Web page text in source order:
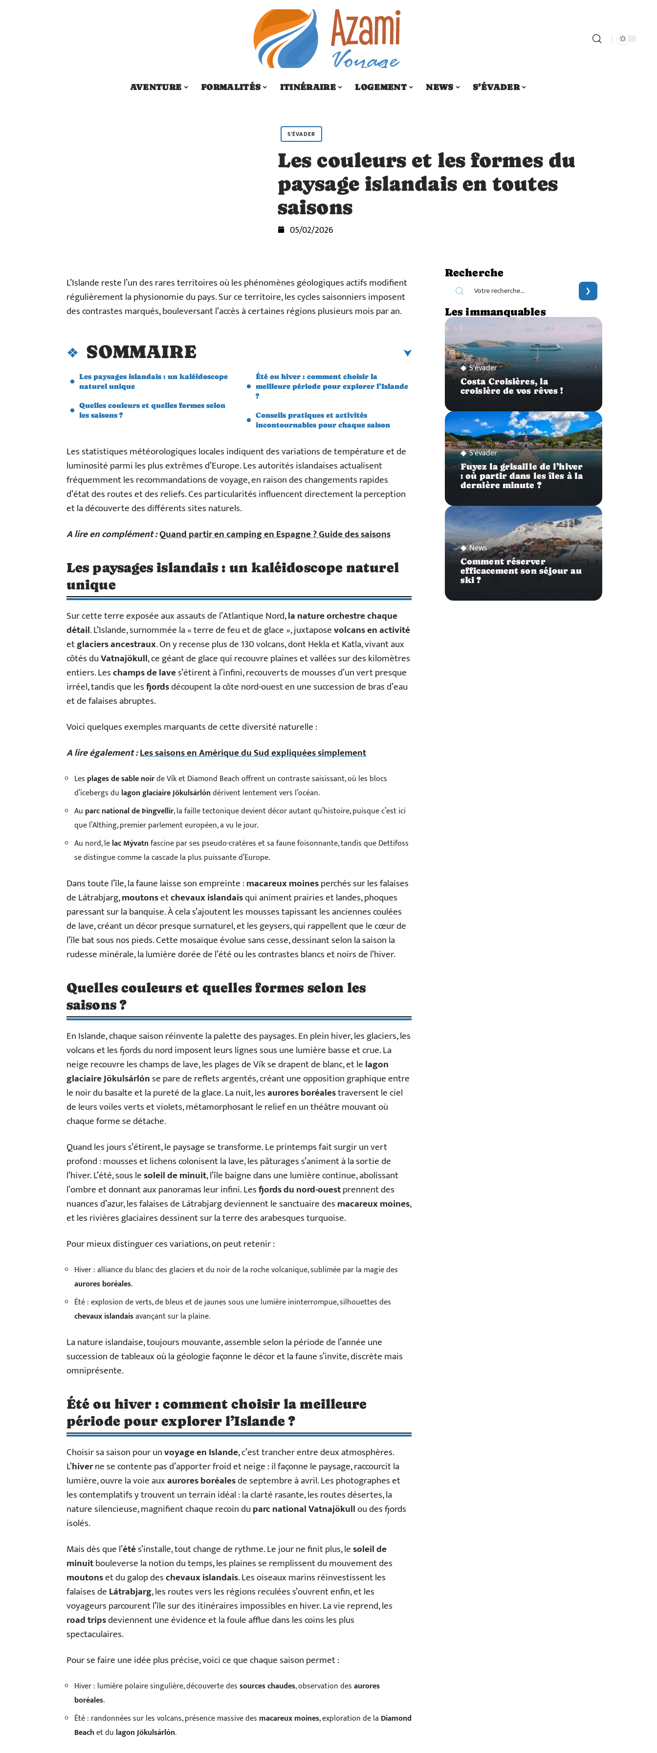
AVENTURE FORMALITÉS ITINÉRAIRE LOGEMENT NEWS S’ÉVADER
S'ÉVADER
Les couleurs et les formes du
paysage islandais en toutes
saisons
05/02/2026
L’Islande reste l’un des rares territoires où les phénomènes géologiques actifs modifient
régulièrement la physionomie du pays. Sur ce territoire, les cycles saisonniers imposent
des contrastes marqués, bouleversant l’accès à certaines régions plusieurs mois par an.
SOMMAIRE
Les paysages islandais : un kaléidoscope
naturel unique
Quelles couleurs et quelles formes selon
les saisons ?
Été ou hiver : comment choisir la
meilleure période pour explorer l’Islande
?
Conseils pratiques et activités
incontournables pour chaque saison
Les statistiques météorologiques locales indiquent des variations de température et de
luminosité parmi les plus extrêmes d’Europe. Les autorités islandaises actualisent
fréquemment les recommandations de voyage, en raison des changements rapides
d’état des routes et des reliefs. Ces particularités influencent directement la perception
et la découverte des différents sites naturels.
A lire en complément :Quand partir en camping en Espagne ? Guide des saisons
Les paysages islandais : un kaléidoscope naturel
unique
Sur cette terre exposée aux assauts de l’Atlantique Nord,la nature orchestre chaque
détail. L’Islande, surnommée la « terre de feu et de glace », juxtaposevolcans en activité
etglaciers ancestraux. On y recense plus de 130 volcans, dont Hekla et Katla, vivant aux
côtés duVatnajökull, ce géant de glace qui recouvre plaines et vallées sur des kilomètres
entiers. Leschamps de laves’étirent à l’infini, recouverts de mousses d’un vert presque
irréel, tandis que lesfjordsdécoupent la côte nord-ouest en une succession de bras d’eau
et de falaises abruptes.
Voici quelques exemples marquants de cette diversité naturelle :
A lire également :Les saisons en Amérique du Sud expliquées simplement
Les plages de sable noirde Vík et Diamond Beach offrent un contraste saisissant, où les blocs
d’icebergs du lagon glaciaire Jökulsárlóndérivent lentement vers l’océan.
Au parc national de Þingvellir, la faille tectonique devient décor autant qu’histoire, puisque c’est ici
que l’Althing, premier parlement européen, a vu le jour.
Au nord, lelac Mývatnfascine par ses pseudo-cratères et sa faune foisonnante, tandis que Dettifoss
se distingue comme la cascade la plus puissante d’Europe.
Dans toute l’île, la faune laisse son empreinte :macareux moinesperchés sur les falaises
de Látrabjarg,moutonsetchevaux islandaisqui animent prairies et landes, phoques
paressant sur la banquise. À cela s’ajoutent les mousses tapissant les anciennes coulées
de lave, créant un décor presque surnaturel, et les geysers, qui rappellent que le cœur de
l’île bat sous nos pieds. Cette mosaïque évolue sans cesse, dessinant selon la saison la
rudesse minérale, la lumière dorée de l’été ou les contrastes blancs et noirs de l’hiver.
Quelles couleurs et quelles formes selon les
saisons ?
En Islande, chaque saison réinvente la palette des paysages. En plein hiver, les glaciers, les
volcans et les fjords du nord imposent leurs lignes sous une lumière basse et crue. La
neige recouvre les champs de lave, les plages de Vík se drapent de blanc, et lelagon
glaciaire Jökulsárlónse pare de reflets argentés, créant une opposition graphique entre
le noir du basalte et la pureté de la glace. La nuit, lesaurores boréalestraversent le ciel
de leurs voiles verts et violets, métamorphosant le relief en un théâtre mouvant où
chaque forme se détache.
Quand les jours s’étirent, le paysage se transforme. Le printemps fait surgir un vert
profond : mousses et lichens colonisent la lave, les pâturages s’animent à la sortie de
l’hiver. L’été, sous lesoleil de minuit, l’île baigne dans une lumière continue, abolissant
l’ombre et donnant aux panoramas leur infini. Lesfjords du nord-ouestprennent des
nuances d’azur, les falaises de Látrabjarg deviennent le sanctuaire desmacareux moines,
et les rivières glaciaires dessinent sur la terre des arabesques turquoise.
Pour mieux distinguer ces variations, on peut retenir :
Hiver : alliance du blanc des glaciers et du noir de la roche volcanique, sublimée par la magie des
aurores boréales.
Été : explosion de verts, de bleus et de jaunes sous une lumière ininterrompue, silhouettes des
chevaux islandaisavançant sur la plaine.
La nature islandaise, toujours mouvante, assemble selon la période de l’année une
succession de tableaux où la géologie façonne le décor et la faune s’invite, discrète mais
omniprésente.
Été ou hiver : comment choisir la meilleure
période pour explorer l’Islande ?
Choisir sa saison pour unvoyage en Islande, c’est trancher entre deux atmosphères.
L’hiverne se contente pas d’apporter froid et neige : il façonne le paysage, raccourcit la
lumière, ouvre la voie auxaurores boréalesde septembre à avril. Les photographes et
les contemplatifs y trouvent un terrain idéal : la clarté rasante, les routes désertes, la
nature silencieuse, magnifient chaque recoin duparc national Vatnajökullou des fjords
isolés.
Mais dès que l’étés’installe, tout change de rythme. Le jour ne finit plus, lesoleil de
minuitbouleverse la notion du temps, les plaines se remplissent du mouvement des
moutonset du galop deschevaux islandais. Les oiseaux marins réinvestissent les
falaises deLátrabjarg, les routes vers les régions reculées s’ouvrent enfin, et les
voyageurs parcourent l’île sur des itinéraires impossibles en hiver. La vie reprend, les
road tripsdeviennent une évidence et la foule afflue dans les coins les plus
spectaculaires.
Pour se faire une idée plus précise, voici ce que chaque saison permet :
Hiver : lumière polaire singulière, découverte dessources chaudes, observation desaurores
boréales.
Été : randonnées sur les volcans, présence massive des macareux moines, exploration de la Diamond
Beachet du lagon Jökulsárlón.
Recherche
Les immanquables
S'évader
Costa Croisières, la
croisière de vos rêves !
S'évader
Fuyez la grisaille de l’hiver
: où partir dans les îles à la
dernière minute ?
News
Comment réserver
efficacement son séjour au
ski ?